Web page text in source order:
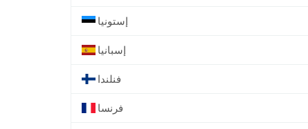
إستونيا
إسبانيا
فنلندا
فرنسا